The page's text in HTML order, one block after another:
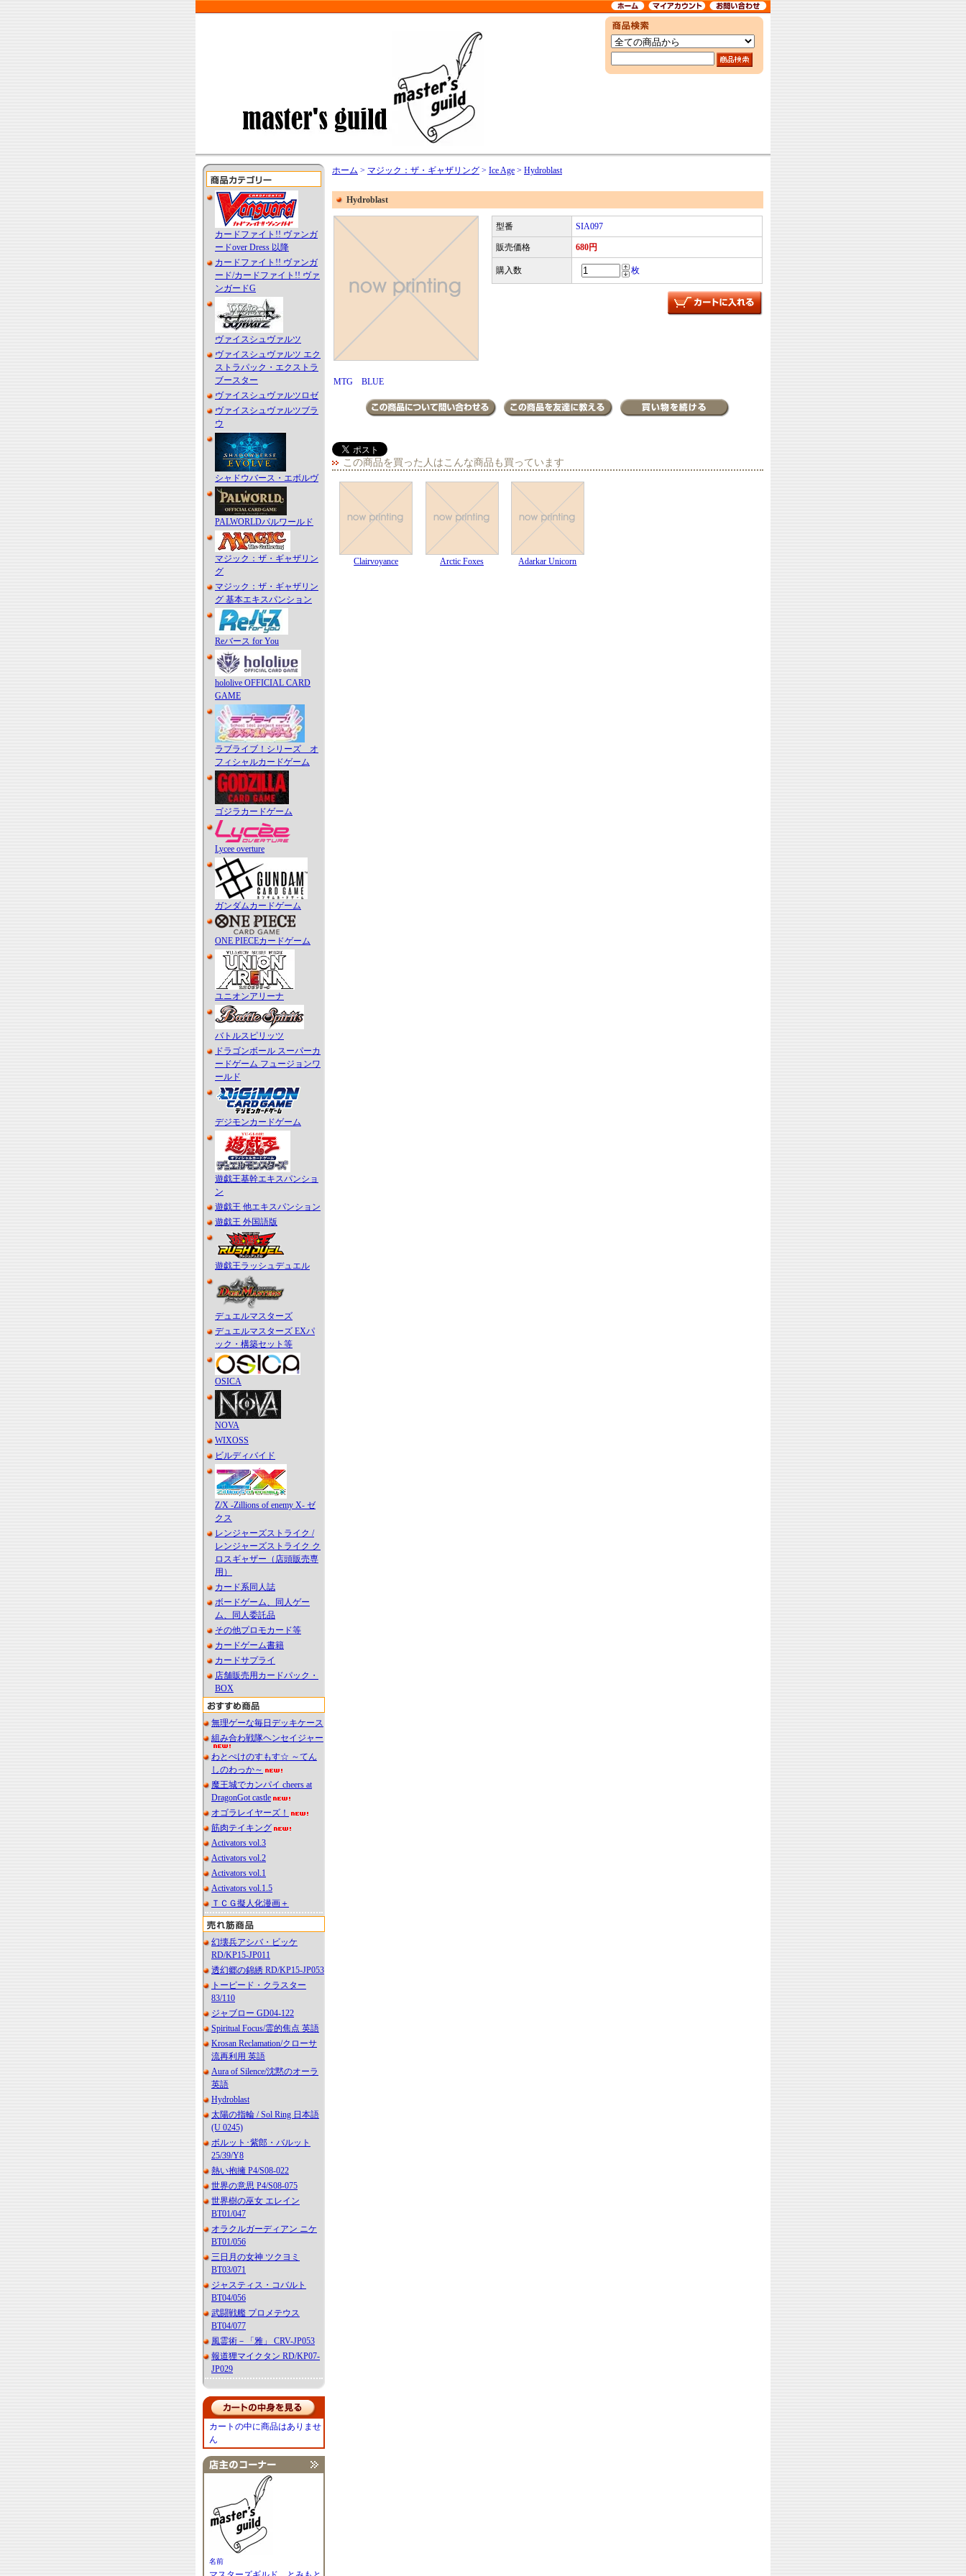
カードファイト!! ヴァンガ
ードover Dress 以降
カードファイト!! ヴァンガ
ード/カードファイト!! ヴァ
ンガードG
ヴァイスシュヴァルツ
ヴァイスシュヴァルツ エク
ストラパック・エクストラ
ブースター
ヴァイスシュヴァルツロゼ
ヴァイスシュヴァルツブラ
ウ
シャドウバース・エボルヴ
PALWORLDパルワールド
マジック：ザ・ギャザリン
グ
マジック：ザ・ギャザリン
グ 基本エキスパンション
Reバース for You
hololive OFFICIAL CARD
GAME
ラブライブ！シリーズ オ
フィシャルカードゲーム
ゴジラカードゲーム
Lycee overture
ガンダムカードゲーム
ONE PIECEカードゲーム
ユニオンアリーナ
バトルスピリッツ
ドラゴンボール スーパーカ
ードゲーム フュージョンワ
ールド
デジモンカードゲーム
遊戯王基幹エキスパンショ
ン
遊戯王 他エキスパンション
遊戯王 外国語版
遊戯王ラッシュデュエル
デュエルマスターズ
デュエルマスターズ EXパ
ック・構築セット等
OSICA
NOVA
WIXOSS
ビルディバイド
Z/X -Zillions of enemy X- ゼ
クス
レンジャーズストライク /
レンジャーズストライク ク
ロスギャザー（店頭販売専
用）
カード系同人誌
ボードゲーム、同人ゲー
ム、同人委託品
その他プロモカード等
カードゲーム書籍
カードサプライ
店舗販売用カードパック・
BOX
無理ゲーな毎日デッキケース
組み合わ戦隊ヘンセイジャー
わとぺけのすもす☆ ～てん
しのわっか～
魔王城でカンパイ cheers at
DragonGot castle
オゴラレイヤーズ！
筋肉テイキング
Activators vol.3
Activators vol.2
Activators vol.1
Activators vol.1.5
ＴＣＧ擬人化漫画＋
幻壊兵アシバ・ビッケ
RD/KP15-JP011
透幻郷の錦綉 RD/KP15-JP053
トーピード・クラスター
83/110
ジャブロー GD04-122
Spiritual Focus/霊的焦点 英語
Krosan Reclamation/クローサ
流再利用 英語
Aura of Silence/沈黙のオーラ
英語
Hydroblast
太陽の指輪 / Sol Ring 日本語
(U 0245)
ボルット･紫郎・バルット
25/39/Y8
熱い抱擁 P4/S08-022
世界の意思 P4/S08-075
世界樹の巫女 エレイン
BT01/047
オラクルガーディアン ニケ
BT01/056
三日月の女神 ツクヨミ
BT03/071
ジャスティス・コバルト
BT04/056
武闘戦艦 プロメテウス
BT04/077
風霊術－「雅」 CRV-JP053
報道狸マイクタン RD/KP07-
JP029
カートの中に商品はありませ
ん
名前
ホーム > マジック：ザ・ギャザリング > Ice Age > Hydroblast
Hydroblast
型番 SIA097
販売価格 680円
購入数 枚
MTG BLUE
この商品を買った人はこんな商品も買っています
Clairvoyance Arctic Foxes Adarkar Unicorn